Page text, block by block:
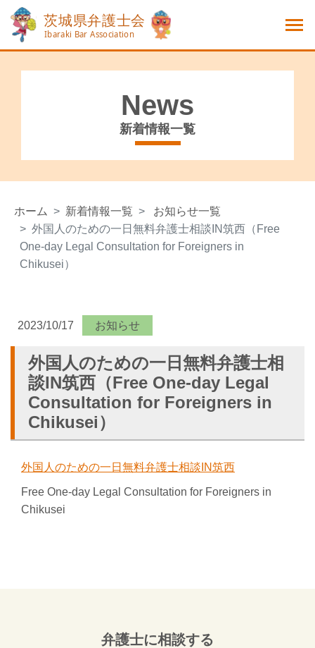
News
新着情報一覧
ホーム 新着情報一覧
お知らせ一覧
外国人のための一日無料弁護士相談IN筑西（Free
One-day Legal Consultation for Foreigners in
Chikusei）
2023/10/17 お知らせ
外国人のための一日無料弁護士相
談IN筑西（Free One-day Legal
Consultation for Foreigners in
Chikusei）
外国人のための一日無料弁護士相談IN筑西
Free One-day Legal Consultation for Foreigners in
Chikusei
弁護士に相談する